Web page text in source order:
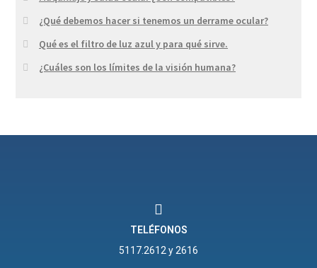
¿Qué debemos hacer si tenemos un derrame ocular?
Qué es el filtro de luz azul y para qué sirve.
¿Cuáles son los límites de la visión humana?
TELÉFONOS
5117.2612 y 2616